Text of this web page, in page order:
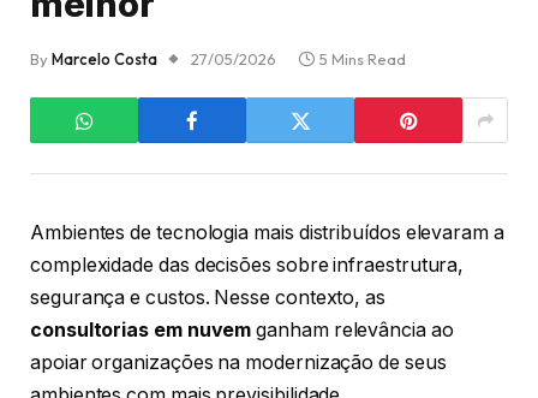
ByMarcelo Costa 27/05/2026 5 Mins Read
Ambientes de tecnologia mais distribuídos elevaram a
complexidade das decisões sobre infraestrutura,
segurança e custos. Nesse contexto, as
consultorias em nuvem ganham relevância ao
apoiar organizações na modernização de seus